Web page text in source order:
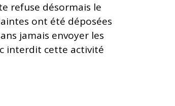
refuse désormais le
ont été déposées
jamais envoyer les
interdit cette activité